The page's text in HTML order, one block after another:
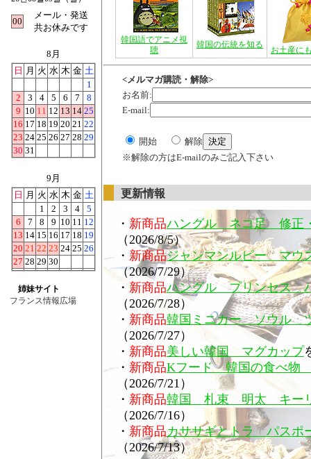
00
メール・発送
共お休みです
8月
日 月 火 水 木 金 土
1
2
3 4 5 6 7
8
9 10 11 12 13 14 25
16 17 18 19 20 21 22
23 24 25 26 27 28 29
30 31
9月
日 月 火 水 木 金 土
1
2 3 4
5
6
7 8 9 10 11 12
13 14 15 16 17 18 19
20 21 22 23 24 25 26
27 28 29 30
姉妹サイト
フランス情報広場
韓国語でアニメ視
聴
韓国の伝統を知る
お土産に
<メルマガ購読・解除>
お名前:
E-mail:
開始
解除
※解除の方はE-mailのみご記入下さい
更新情報
・ 新商品ハングル ネコ足 修正
（2026/8/5）
・ 新商品ジャンマンルピー マウ
（2026/7/29）
・ 新商品ハングル プリンセス
（2026/7/28）
・ 新商品韓国ミニカー ソウル
（2026/7/27）
・ 新商品美しい韓国 マグカップ
・ 新商品Kフード 韓国の食べ物
（2026/7/21）
・ 新商品韓国 札束 明太 キー
（2026/7/16）
・ 新商品カササギとトラ パスポ
（2026/7/13）